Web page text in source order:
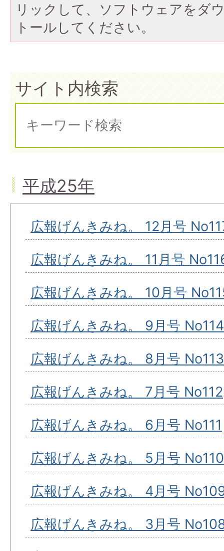
リックして、ソフトウェアをダ
トールしてください。
サイト内検索
平成25年
広報げんきみね。 12月号
広報げんきみね。 11月号
広報げんきみね。 10月号
広報げんきみね。 9月号 No114
広報げんきみね。 8月号 No113
広報げんきみね。 7月号 No112
広報げんきみね。 6月号 No111
広報げんきみね。 5月号 No110
広報げんきみね。 4月号
広報げんきみね。 3月号